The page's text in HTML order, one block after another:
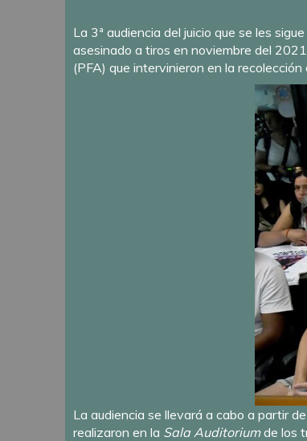
La 3ª audiencia del juicio que se les sigue
asesinado a tiros en noviembre del
(PFA) que intervinieron en la
La audiencia se llevará a cabo a partir
realizaron en la Sala Auditoriumde los